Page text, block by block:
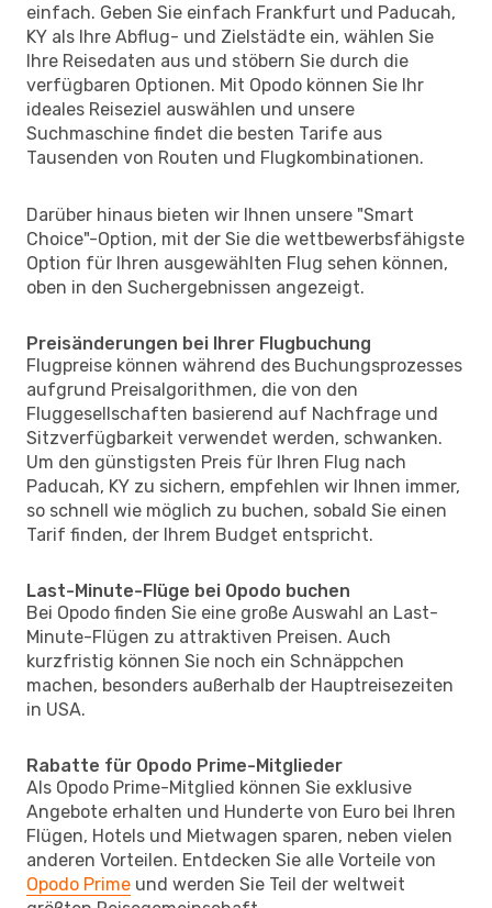
einfach. Geben Sie einfach Frankfurt und Paducah,
KY als Ihre Abflug- und Zielstädte ein, wählen Sie
Ihre Reisedaten aus und stöbern Sie durch die
verfügbaren Optionen. Mit Opodo können Sie Ihr
ideales Reiseziel auswählen und unsere
Suchmaschine findet die besten Tarife aus
Tausenden von Routen und Flugkombinationen.
Darüber hinaus bieten wir Ihnen unsere "Smart
Choice"-Option, mit der Sie die wettbewerbsfähigste
Option für Ihren ausgewählten Flug sehen können,
oben in den Suchergebnissen angezeigt.
Preisänderungen bei Ihrer Flugbuchung
Flugpreise können während des Buchungsprozesses
aufgrund Preisalgorithmen, die von den
Fluggesellschaften basierend auf Nachfrage und
Sitzverfügbarkeit verwendet werden, schwanken.
Um den günstigsten Preis für Ihren Flug nach
Paducah, KY zu sichern, empfehlen wir Ihnen immer,
so schnell wie möglich zu buchen, sobald Sie einen
Tarif finden, der Ihrem Budget entspricht.
Last-Minute-Flüge bei Opodo buchen
Bei Opodo finden Sie eine große Auswahl an Last-
Minute-Flügen zu attraktiven Preisen. Auch
kurzfristig können Sie noch ein Schnäppchen
machen, besonders außerhalb der Hauptreisezeiten
in USA.
Rabatte für Opodo Prime-Mitglieder
Als Opodo Prime-Mitglied können Sie exklusive
Angebote erhalten und Hunderte von Euro bei Ihren
Flügen, Hotels und Mietwagen sparen, neben vielen
anderen Vorteilen. Entdecken Sie alle Vorteile von
Opodo Prime und werden Sie Teil der weltweit